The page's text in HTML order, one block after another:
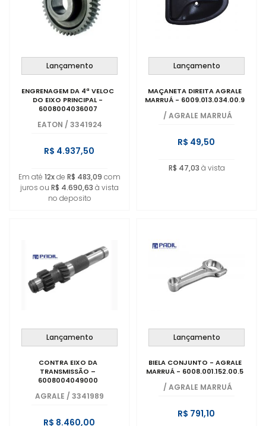
Lançamento
ENGRENAGEM DA 4ª VELOC
DO EIXO PRINCIPAL -
6008004036007
EATON / 3341924
R$ 4.937,50
Em até 12xde R$ 483,09 com
juros ou R$ 4.690,63 à vista
no deposito
Lançamento
MAÇANETA DIREITA AGRALE
MARRUÁ - 6009.013.034.00.9
/ AGRALE MARRUÁ
R$ 49,50
R$ 47,03 à vista
Lançamento
CONTRA EIXO DA
TRANSMISSÃO –
6008004049000
AGRALE / 3341989
R$ 8.460,00
Lançamento
BIELA CONJUNTO - AGRALE
MARRUÁ - 6008.001.152.00.5
/ AGRALE MARRUÁ
R$ 791,10